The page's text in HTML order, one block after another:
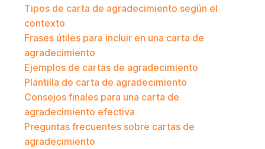
Tipos de carta de agradecimiento según el
contexto
Frases útiles para incluir en una carta de
agradecimiento
Ejemplos de cartas de agradecimiento
Plantilla de carta de agradecimiento
Consejos finales para una carta de
agradecimiento efectiva
Preguntas frecuentes sobre cartas de
agradecimiento